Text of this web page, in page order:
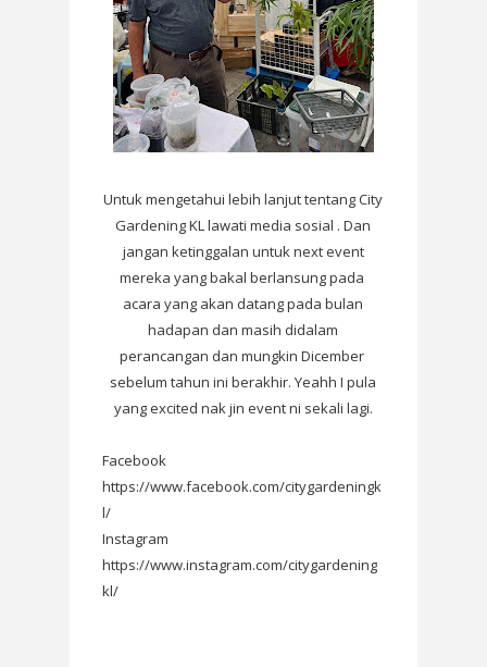
Untuk mengetahui lebih lanjut tentang City
Gardening KL lawati media sosial . Dan
jangan ketinggalan untuk next event
mereka yang bakal berlansung pada
acara yang akan datang pada bulan
hadapan dan masih didalam
perancangan dan mungkin Dicember
sebelum tahun ini berakhir. Yeahh I pula
yang excited nak jin event ni sekali lagi.
Facebook
https://www.facebook.com/citygardeningk
l/
Instagram
https://www.instagram.com/citygardening
kl/